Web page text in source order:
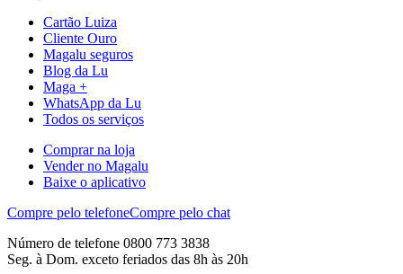
Cartão Luiza
Cliente Ouro
Magalu seguros
Blog da Lu
Maga +
WhatsApp da Lu
Todos os serviços
Comprar na loja
Vender no Magalu
Baixe o aplicativo
Compre pelo telefoneCompre pelo chat
Número de telefone 0800 773 3838
Seg. à Dom. exceto feriados das 8h às 20h